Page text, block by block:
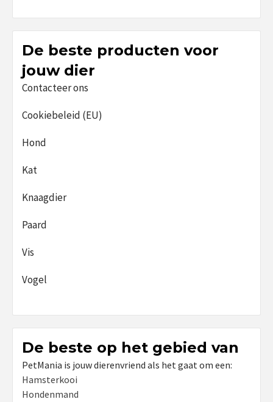
De beste producten voor
jouw dier
Contacteer ons
Cookiebeleid (EU)
Hond
Kat
Knaagdier
Paard
Vis
Vogel
De beste op het gebied van
PetMania is jouw dierenvriend als het gaat om een:
Hamsterkooi
Hondenmand